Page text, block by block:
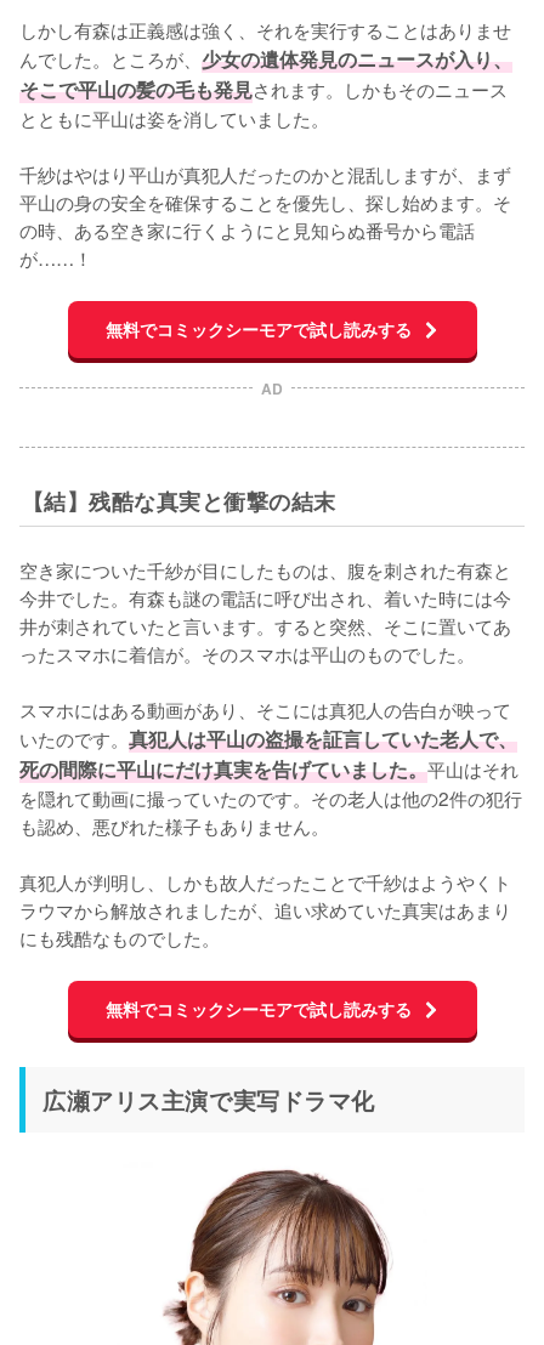
しかし有森は正義感は強く、それを実行することはありませ
んでした。ところが、 少女の遺体発見のニュースが入り、
そこで平山の髪の毛も発見されます。しかもそのニュース
とともに平山は姿を消していました。
千紗はやはり平山が真犯人だったのかと混乱しますが、まず
平山の身の安全を確保することを優先し、探し始めます。そ
の時、ある空き家に行くようにと見知らぬ番号から電話
が……！
無料でコミックシーモアで試し読みする
AD
【結】残酷な真実と衝撃の結末
空き家についた千紗が目にしたものは、腹を刺された有森と
今井でした。有森も謎の電話に呼び出され、着いた時には今
井が刺されていたと言います。すると突然、そこに置いてあ
ったスマホに着信が。そのスマホは平山のものでした。
スマホにはある動画があり、そこには真犯人の告白が映って
いたのです。 真犯人は平山の盗撮を証言していた老人で、
死の間際に平山にだけ真実を告げていました。平山はそれ
を隠れて動画に撮っていたのです。その老人は他の2件の犯行
も認め、悪びれた様子もありません。
真犯人が判明し、しかも故人だったことで千紗はようやくト
ラウマから解放されましたが、追い求めていた真実はあまり
にも残酷なものでした。
無料でコミックシーモアで試し読みする
広瀬アリス主演で実写ドラマ化